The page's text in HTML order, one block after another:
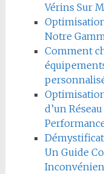
Vérins Sur
Notre
Comment
d’un
Un Guide